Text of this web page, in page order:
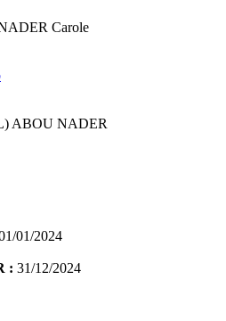
Carole
ABOU NADER
01/2024
: 31/12/2024